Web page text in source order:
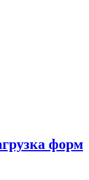
форм